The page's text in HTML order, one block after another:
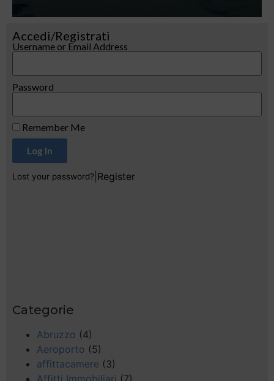
Accedi/Registrati
Username or Email Address
Password
Remember Me
Log In
Lost your password? Register
Categorie
Abruzzo (4)
Aeroporto (5)
affittacamere (3)